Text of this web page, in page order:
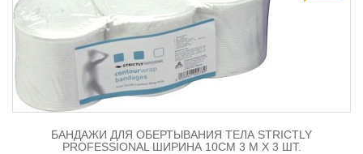
БАНДАЖИ ДЛЯ ОБЕРТЫВАНИЯ ТЕЛА STRICTLY
PROFESSIONAL ШИРИНА 10СМ 3 М Х 3 ШТ.